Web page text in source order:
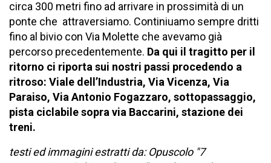
circa 300 metri fino ad arrivare in prossimità di un
ponte che attraversiamo. Continiuamo sempre dritti
fino al bivio con Via Molette che avevamo già
percorso precedentemente. Da qui il tragitto per il
ritorno ci riporta sui nostri passi procedendo a
ritroso: Viale dell’Industria, Via Vicenza, Via
Paraiso, Via Antonio Fogazzaro, sottopassaggio,
pista ciclabile sopra via Baccarini, stazione dei
treni.
testi ed immagini estratti da: Opuscolo "7